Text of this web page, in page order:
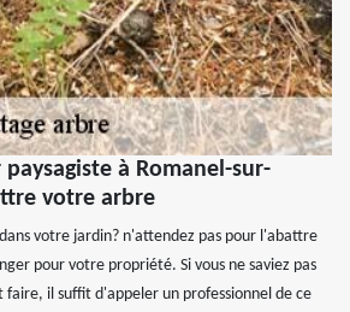
à Romanel-sur-
votre arbre
votre jardin? n'attendez pas pour l'abattre
pour votre propriété. Si vous ne saviez pas
il suffit d'appeler un professionnel de ce